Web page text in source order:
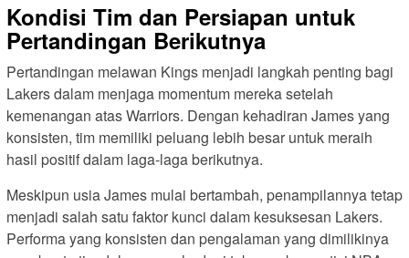
Kondisi Tim dan Persiapan untuk
Pertandingan Berikutnya
Pertandingan melawan Kings menjadi langkah penting bagi
Lakers dalam menjaga momentum mereka setelah
kemenangan atas Warriors. Dengan kehadiran James yang
konsisten, tim memiliki peluang lebih besar untuk meraih
hasil positif dalam laga-laga berikutnya.
Meskipun usia James mulai bertambah, penampilannya tetap
menjadi salah satu faktor kunci dalam kesuksesan Lakers.
Performa yang konsisten dan pengalaman yang dimilikinya